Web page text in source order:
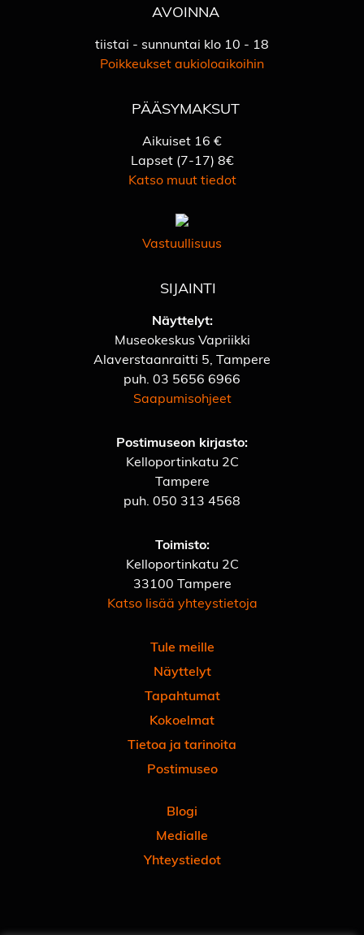
AVOINNA
tiistai - sunnuntai klo 10 - 18
Poikkeukset aukioloaikoihin
PÄÄSYMAKSUT
Aikuiset 16 €
Lapset (7-17) 8€
Katso muut tiedot
Vastuullisuus
SIJAINTI
Näyttelyt:
Museokeskus Vapriikki
Alaverstaanraitti 5, Tampere
puh. 03 5656 6966
Saapumisohjeet
Postimuseon kirjasto:
Kelloportinkatu 2C
Tampere
puh. 050 313 4568
Toimisto:
Kelloportinkatu 2C
33100 Tampere
Katso lisää yhteystietoja
Tule meille
Näyttelyt
Tapahtumat
Kokoelmat
Tietoa ja tarinoita
Postimuseo
Blogi
Medialle
Yhteystiedot